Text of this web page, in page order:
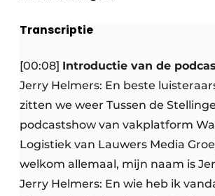
Transcriptie
[00:08] Introductie van de
Jerry Helmers: En beste
zitten we weer Tussen de
podcastshow van vakplatform
Logistiek van Lauwers Media
welkom allemaal, mijn naam is
Jerry Helmers: En wie heb ik